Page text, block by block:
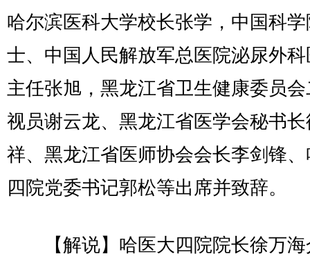
哈尔滨医科大学校长张学，中国科
士、中国人民解放军总医院泌尿外
主任张旭，黑龙江省卫生健康委员
视员谢云龙、黑龙江省医学会秘书
祥、黑龙江省医师协会会长李剑锋
四院党委书记郭松等出席并致辞。
【解说】哈医大四院院长徐万海